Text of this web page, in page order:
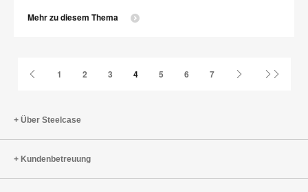
Mehr zu diesem Thema
Vorherige
1 2 3 4 5 6 7
Nächste
Über Steelcase
Kundenbetreuung